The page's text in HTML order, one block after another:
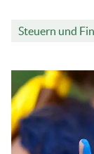
Steuern und